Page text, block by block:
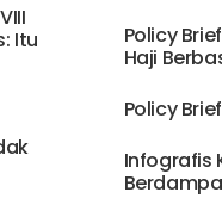
Itu
Policy
Haji
Policy
Infografis